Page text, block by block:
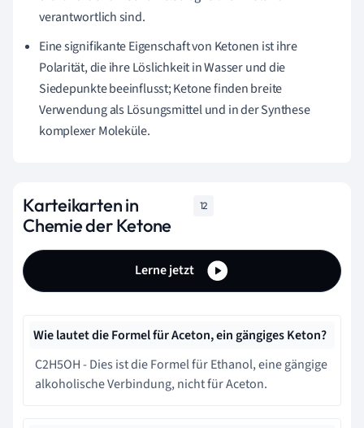
verantwortlich sind.
Eine signifikante Eigenschaft von Ketonen ist ihre
Polarität, die ihre Löslichkeit in Wasser und die
Siedepunkte beeinflusst; Ketone finden breite
Verwendung als Lösungsmittel und in der Synthese
komplexer Moleküle.
Karteikarten in
Chemie der Ketone
12
Lerne jetzt
Wie lautet die Formel für Aceton, ein gängiges Keton?
C2H5OH - Dies ist die Formel für Ethanol, eine gängige
alkoholische Verbindung, nicht für Aceton.